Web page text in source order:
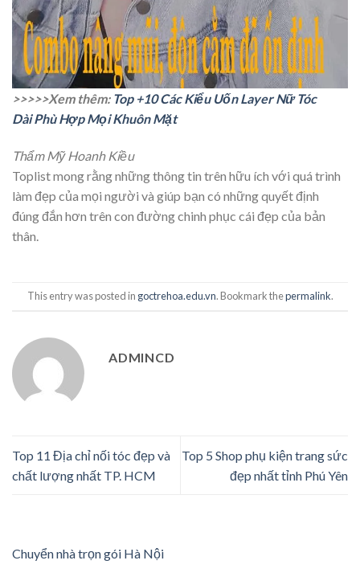
>>>>>Xem thêm: Top +10 Các Kiểu Uốn Layer Nữ Tóc
Dài Phù Hợp Mọi Khuôn Mặt
Thẩm Mỹ Hoanh Kiều
Toplist mong rằng những thông tin trên hữu ích với quá trình
làm đẹp của mọi người và giúp bạn có những quyết định
đúng đắn hơn trên con đường chinh phục cái đẹp của bản
thân.
This entry was posted in goctrehoa.edu.vn. Bookmark thepermalink.
ADMINCD
Top 11 Địa chỉ nối tóc đẹp và
chất lượng nhất TP. HCM
Top 5 Shop phụ kiện trang sức
đẹp nhất tỉnh Phú Yên
Chuyển nhà trọn gói Hà Nội